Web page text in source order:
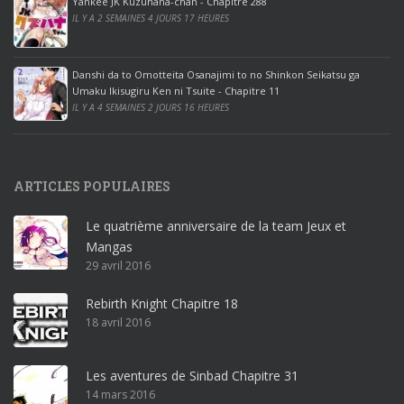
i
c
e
2
0
1
r
o
ff
i
c
e
3
IL Y A 2 SEMAINES 4 JOURS 17 HEURES
Danshi da to Omotteita Osanajimi to no Shinkon Seikatsu ga
Umaku Ikisugiru Ken ni Tsuite - Chapitre 11
IL Y A 4 SEMAINES 2 JOURS 16 HEURES
ARTICLES POPULAIRES
Le quatrième anniversaire de la team Jeux et
Mangas
29 avril 2016
Rebirth Knight Chapitre 18
18 avril 2016
Les aventures de Sinbad Chapitre 31
14 mars 2016